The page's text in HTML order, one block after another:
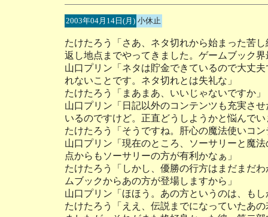
2003年04月14日(月) 小休止
たけたろう「さあ、ネタ切れから始まった苦
返し地点までやってきました。ゲームブック
山口プリン「ネタは貯金できているので大丈
れないことです。ネタ切れとは失礼な」
たけたろう「まあまあ、いいじゃないですか」
山口プリン「日記以外のコンテンツも充実さ
いるのですけど。正直どうしようかと悩んで
たけたろう「そうですね。肝心の魔法使いコ
山口プリン「現在のところ、ソーサリーと魔
点からもソーサリーの方が有利かなぁ」
たけたろう「しかし、優勝の行方はまだまだ
ムブックからあの方が登場しますから」
山口プリン「ほほう。あの方というのは、も
たけたろう「ええ、伝説までになっていたあ